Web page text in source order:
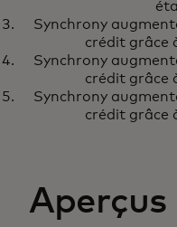
Synchrony
crédit grâce
Synchrony
crédit grâce
Synchrony
crédit grâce
Aperçus